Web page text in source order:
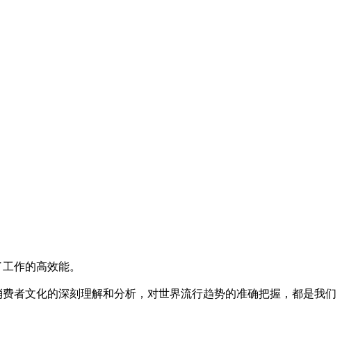
作的高效能。
者文化的深刻理解和分析，对世界流行趋势的准确把握，都是我们